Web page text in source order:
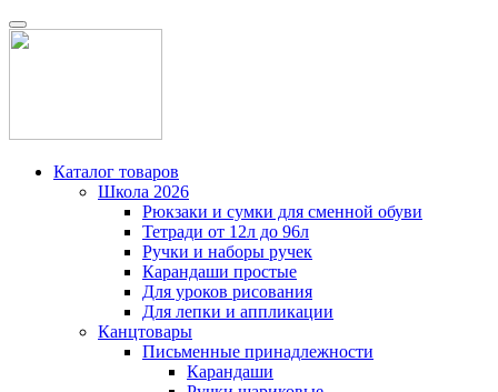
Каталог товаров
Школа 2026
Рюкзаки и сумки для сменной обуви
Тетради от 12л до 96л
Ручки и наборы ручек
Карандаши простые
Для уроков рисования
Для лепки и аппликации
Канцтовары
Письменные принадлежности
Карандаши